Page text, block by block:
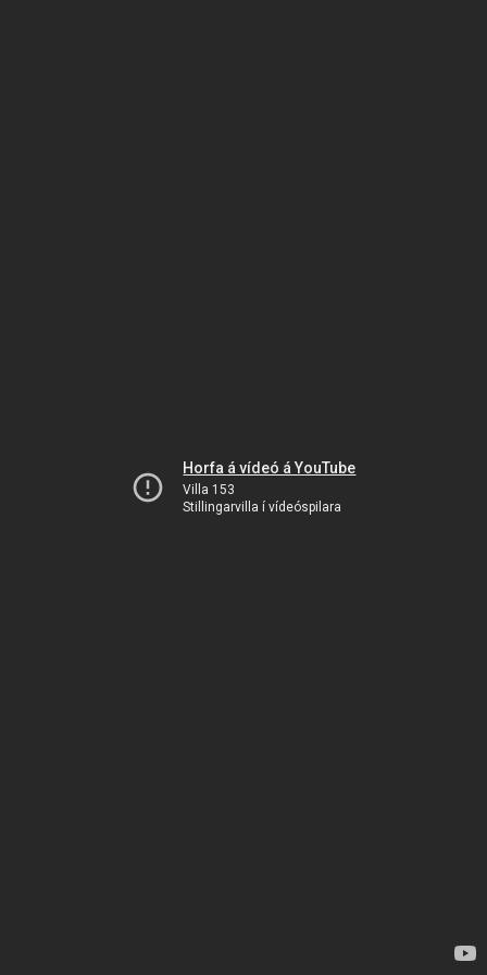
Horfa á vídeó á YouTube
Villa 153
Stillingarvilla í vídeóspilara